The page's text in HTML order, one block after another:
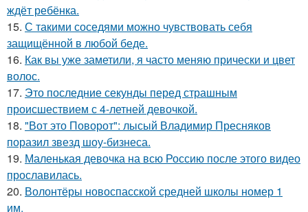
ждёт ребёнка.
15. С такими соседями можно чувствовать себя
защищённой в любой беде.
16. Как вы уже заметили, я часто меняю прически и цвет
волос.
17. Это последние секунды перед страшным
происшествием с 4-летней девочкой.
18. "Вот это Поворот": лысый Владимир Пресняков
поразил звезд шоу-бизнеса.
19. Маленькая девочка на всю Россию после этого видео
прославилась.
20. Волонтёры новоспасской средней школы номер 1
им.